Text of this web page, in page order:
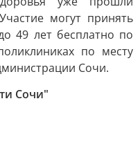
могут принять
49 лет бесплатно по
по месту
Сочи.
Сочи"